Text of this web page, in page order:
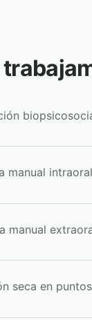
manual
manual
seca en